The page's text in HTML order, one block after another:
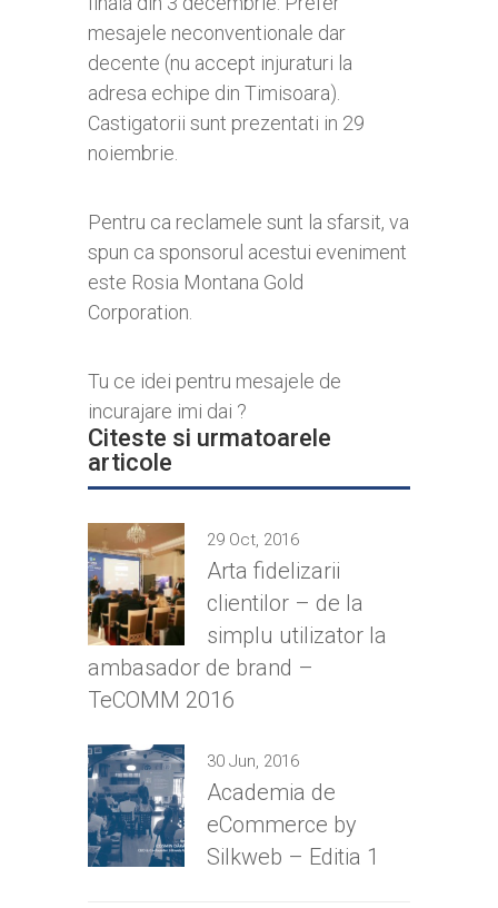
mesajele neconventionale dar
decente (nu accept injuraturi la
adresa echipe din Timisoara).
Castigatorii sunt prezentati in 29
noiembrie.
Pentru ca reclamele sunt la sfarsit, va
spun ca sponsorul acestui eveniment
este Rosia Montana Gold
Corporation.
Tu ce idei pentru mesajele de
incurajare imi dai ?
Citeste si urmatoarele
articole
29 Oct, 2016
Arta fidelizarii
clientilor – de la
simplu utilizator la
ambasador de brand –
TeCOMM 2016
30 Jun, 2016
Academia de
eCommerce by
Silkweb – Editia 1